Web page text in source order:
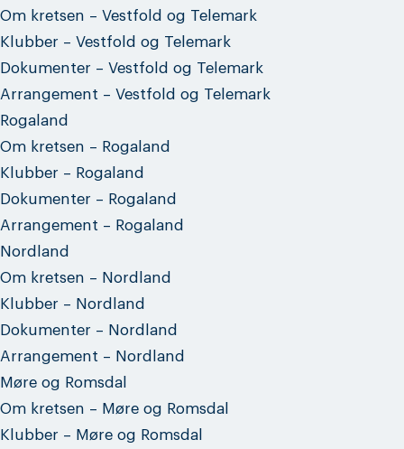
Om kretsen – Vestfold og Telemark
Klubber – Vestfold og Telemark
Dokumenter – Vestfold og Telemark
Arrangement – Vestfold og Telemark
Rogaland
Om kretsen – Rogaland
Klubber – Rogaland
Dokumenter – Rogaland
Arrangement – Rogaland
Nordland
Om kretsen – Nordland
Klubber – Nordland
Dokumenter – Nordland
Arrangement – Nordland
Møre og Romsdal
Om kretsen – Møre og Romsdal
Klubber – Møre og Romsdal